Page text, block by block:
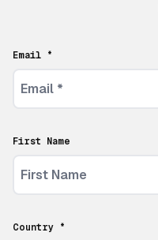
Email *
First Name
Country *